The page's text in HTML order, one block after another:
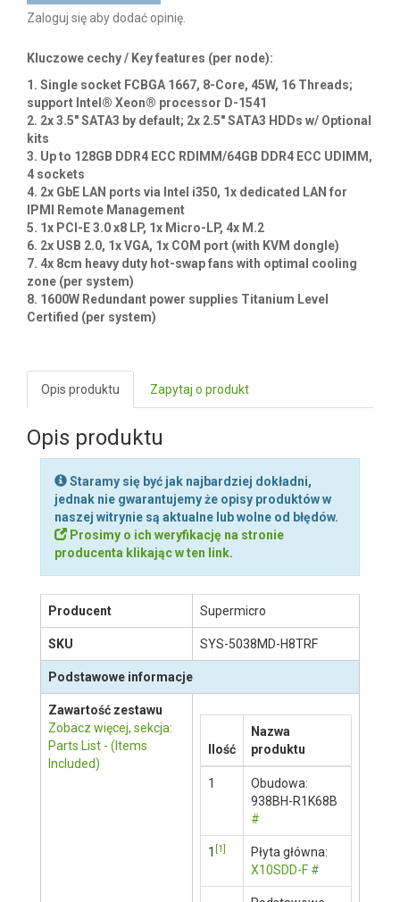
zapłacić przelewem SEPA (EURO) lub Revolut (Express
Elixir) i Wise (Elixir) dla płatności w USD i EURO.
DO KOSZYKA NEGOCJUJ CENĘ
Oceń produkt:
Brak głosów.
DODAJ OPINIĘ
Zaloguj się aby dodać opinię.
Kluczowe cechy / Key features (per node):
1. Single socket FCBGA 1667, 8-Core, 45W, 16 Threads;
support Intel® Xeon® processor D-1541
2. 2x 3.5" SATA3 by default; 2x 2.5" SATA3 HDDs w/ Optional
4. 2x GbE LAN ports via Intel i350, 1x dedicated LAN for
IPMI Remote Management
6. 2x USB 2.0, 1x VGA, 1x COM port (with KVM dongle)
zone (per system)
8. 1600W Redundant power supplies Titanium Level
Certified (per system)
Opis produktu Zapytaj o produkt
Opis produktu
Staramy się być jak najbardziej dokładni,
jednak nie gwarantujemy że opisy produktów w
naszej witrynie są aktualne lub wolne od błędów.
Prosimy o ich weryfikację na stronie
producenta klikając w ten link.
Supermicro
SYS-5038MD-H8TRF